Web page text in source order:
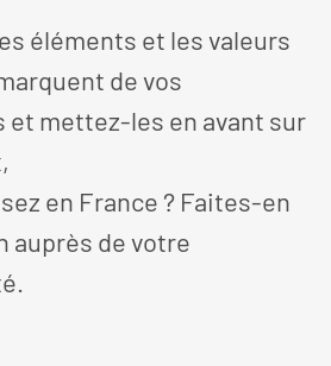
éléments et les valeurs
de vos
et mettez-les en avant sur
en France ? Faites-en
auprès de votre